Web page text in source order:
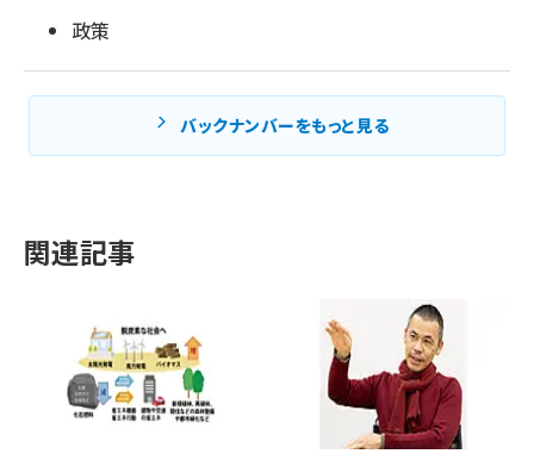
政策
バックナンバーをもっと見る
関連記事